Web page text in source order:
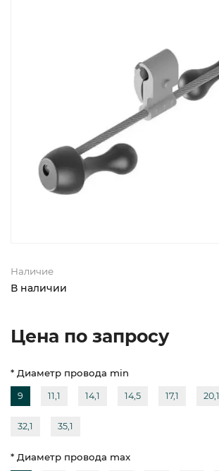
Наличие
В наличии
Цена по запросу
* Диаметр провода min
9 11,1 14,1 14,5 17,1 20,1
32,1 35,1
* Диаметр провода max